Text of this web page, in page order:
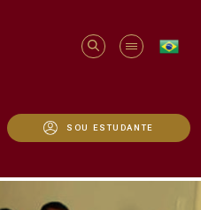
SOU ESTUDANTE